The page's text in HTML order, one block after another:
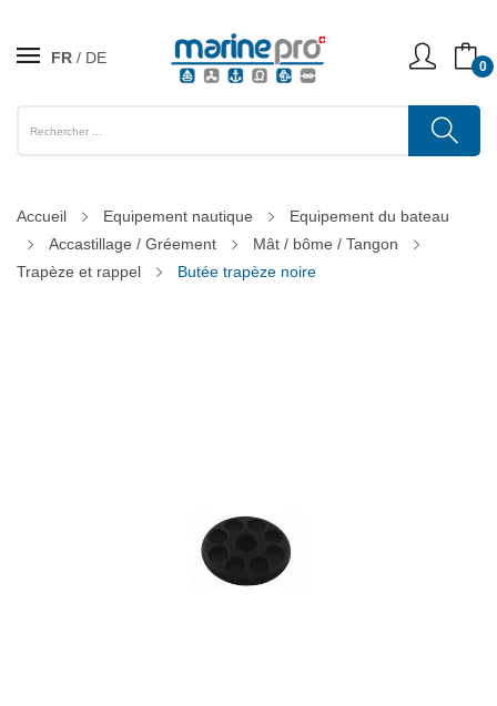
FR DE 0
Accueil Equipement nautique
Equipement du bateau
Accastillage / Gréement
Mât / bôme / Tangon
Trapèze et rappel
Butée trapèze noire